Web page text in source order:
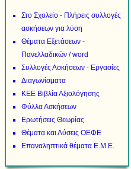
Στο Σχολείο - Πλήρεις συλλογές
ασκήσεων για λύση
Θέματα Εξετάσεων -
Πανελλαδικών / word
Συλλογές Ασκήσεων - Εργασίες
Διαγωνίσματα
ΚΕΕ Βιβλία Αξιολόγησης
Φύλλα Ασκήσεων
Ερωτήσεις Θεωρίας
Θέματα και Λύσεις ΟΕΦΕ
Επαναληπτικά θέματα Ε.Μ.Ε.